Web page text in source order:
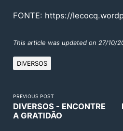
FONTE: https://
This article was updated on 27/10/
DIVERSOS
PREVIOUS POST
DIVERSOS - ENCONTRE
A GRATIDÃO